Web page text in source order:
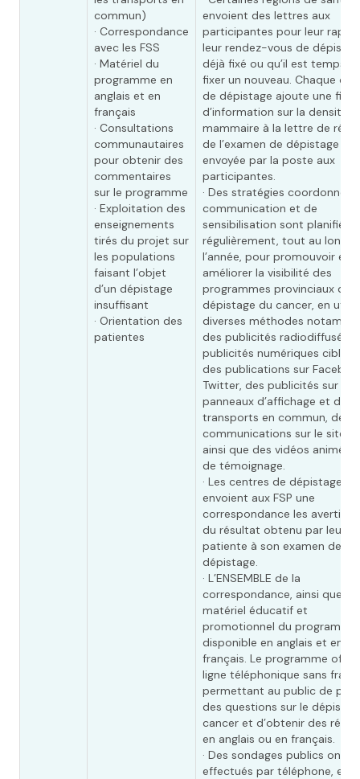
commun)
· Correspondance
avec les FSS
· Matériel du
programme en
anglais et en
français
· Consultations
communautaires
pour obtenir des
commentaires
sur le programme
· Exploitation des
enseignements
tirés du projet sur
les populations
faisant l’objet
d’un dépistage
insuffisant
· Orientation des
patientes
envoient des lettres aux
participantes pour leur
leur rendez-vous de
déjà fixé ou qu’il est temps
fixer un nouveau. Chaque
de dépistage ajoute une fiche
d’information sur la densité
mammaire à la lettre de
de l’examen de dépistage
envoyée par la poste aux
participantes.
· Des stratégies
communication et de
sensibilisation sont planifiées
régulièrement, tout au long
l’année, pour promouvoir et
améliorer la visibilité des
programmes provinciaux de
dépistage du cancer, en
diverses méthodes
des publicités radiodiffusées,
publicités numériques
des publications sur
Twitter, des publicités sur des
panneaux d’affichage et
transports en commun, des
communications sur le site
ainsi que des vidéos
de témoignage.
· Les centres de dépistage
envoient aux FSP une
correspondance les
du résultat obtenu par leur
patiente à son examen de
dépistage.
· L’ENSEMBLE de la
correspondance, ainsi que du
matériel éducatif et
promotionnel du
disponible en anglais et en
français. Le programme offre
ligne téléphonique sans frais
permettant au public de
des questions sur le
cancer et d’obtenir des
en anglais ou en français.
· Des sondages publics ont
effectués par téléphone, en